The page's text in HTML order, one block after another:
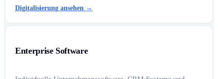
Digitalisierung ansehen →
Enterprise Software